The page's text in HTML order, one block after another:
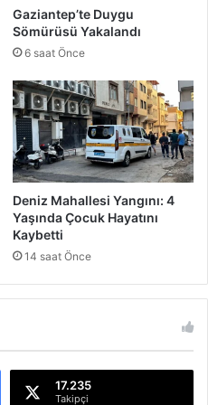
Gaziantep’te Duygu
Sömürüsü Yakalandı
6 saat Önce
Deniz Mahallesi Yangını: 4
Yaşında Çocuk Hayatını
Kaybetti
14 saat Önce
17.235
Takipçi